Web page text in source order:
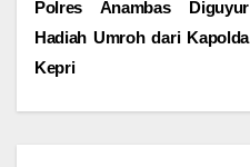
Polres Anambas Diguyur
Hadiah Umroh dari Kapolda
Kepri